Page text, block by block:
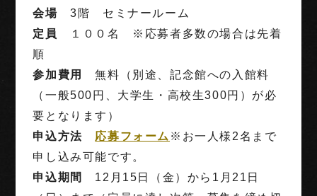
会場 3階 セミナールーム
定員
１００名 ※応募者多数の場合は先着
順
参加費用
無料（別途、記念館への入館料
（一般500円、大学生・高校生300円）が必
要となります）
申込方法 応募フォーム ※お一人様2名まで
申し込み可能です。
申込期間
12月15日（金）から1月21日